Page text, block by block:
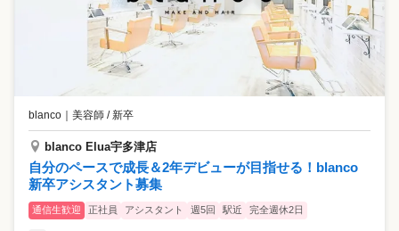
blanco ｜ 美容師 / 新卒
blanco Elua宇多津店
自分のペースで成長＆2年デビューが目指せる！blanco
新卒アシスタント募集
通信生歓迎 正社員 アシスタント 週5回 駅近 完全週休2日